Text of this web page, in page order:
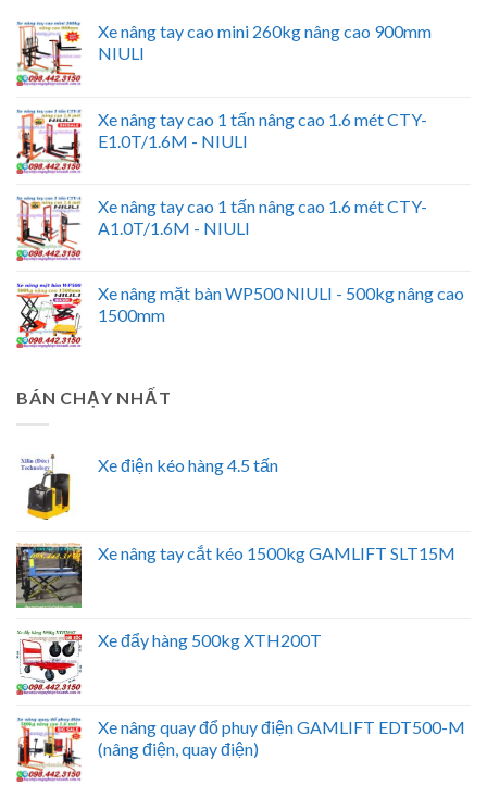
Xe nâng tay cao mini 260kg nâng cao 900mm
NIULI
Xe nâng tay cao 1 tấn nâng cao 1.6 mét CTY-
E1.0T/1.6M - NIULI
Xe nâng tay cao 1 tấn nâng cao 1.6 mét CTY-
A1.0T/1.6M - NIULI
Xe nâng mặt bàn WP500 NIULI - 500kg nâng cao
1500mm
BÁN CHẠY NHẤT
Xe điện kéo hàng 4.5 tấn
Xe nâng tay cắt kéo 1500kg GAMLIFT SLT15M
Xe đẩy hàng 500kg XTH200T
Xe nâng quay đổ phuy điện GAMLIFT EDT500-M
(nâng điện, quay điện)